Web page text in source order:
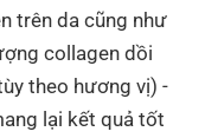
trên da cũng như
collagen dồi
theo hương vị) -
lại kết quả tốt